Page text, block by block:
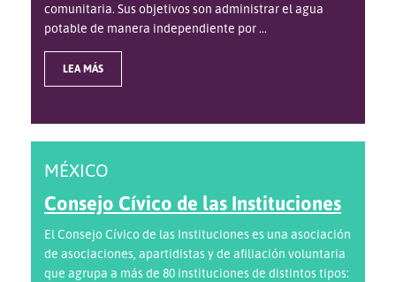
comunitaria. Sus objetivos son administrar el agua
potable de manera independiente por ...
LEA MÁS
MÉXICO
Consejo Cívico de las Instituciones
El Consejo Cívico de las Instituciones es una asociación
de asociaciones, apartidistas y de afiliación voluntaria
que agrupa a más de 80 instituciones de distintos tipos: